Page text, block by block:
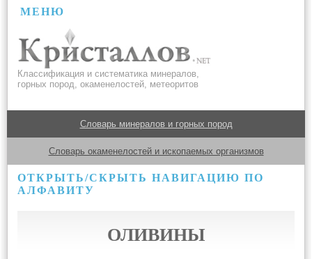
МЕНЮ
Классификация и систематика минералов,
горных пород, окаменелостей, метеоритов
Словарь минералов и горных пород
Словарь окаменелостей и ископаемых организмов
ОТКРЫТЬ/СКРЫТЬ НАВИГАЦИЮ ПО
АЛФАВИТУ
ОЛИВИНЫ